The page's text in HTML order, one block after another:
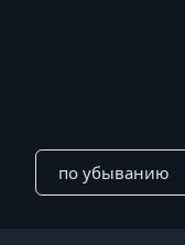
Сотировать по: